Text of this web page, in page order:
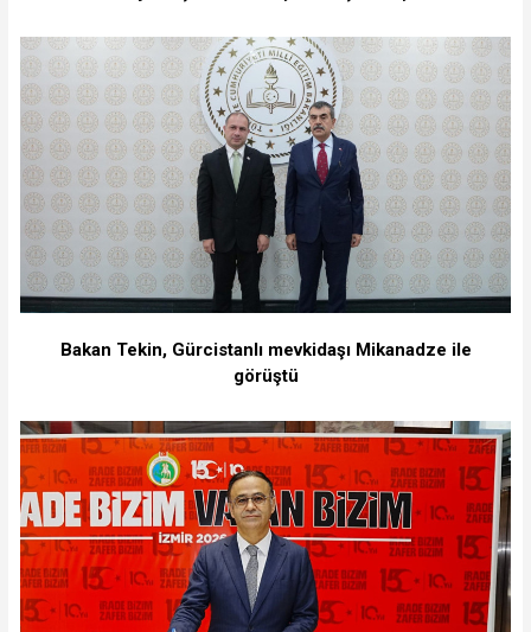
Bakan Tekin, Gürcistanlı mevkidaşı Mikanadze ile
görüştü